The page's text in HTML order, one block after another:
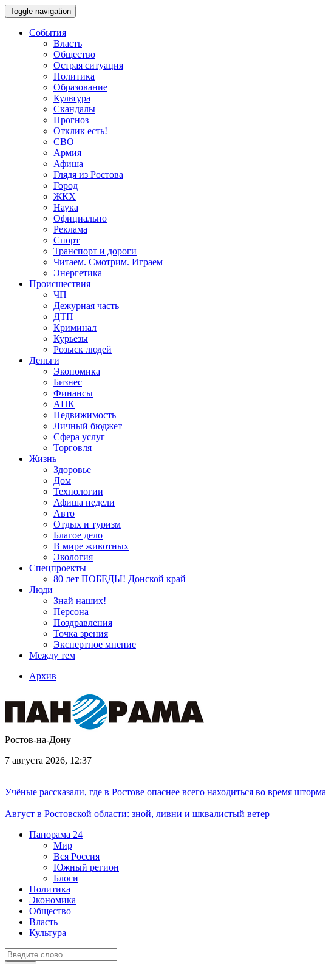
Toggle navigation
События
Власть
Общество
Острая ситуация
Политика
Образование
Культура
Скандалы
Прогноз
Отклик есть!
СВО
Армия
Афиша
Глядя из Ростова
Город
ЖКХ
Наука
Официально
Реклама
Спорт
Транспорт и дороги
Читаем. Смотрим. Играем
Энергетика
Происшествия
ЧП
Дежурная часть
ДТП
Криминал
Курьезы
Розыск людей
Деньги
Экономика
Бизнес
Финансы
АПК
Недвижимость
Личный бюджет
Сфера услуг
Торговля
Жизнь
Здоровье
Дом
Технологии
Афиша недели
Авто
Отдых и туризм
Благое дело
В мире животных
Экология
Спецпроекты
80 лет ПОБЕДЫ! Донской край
Люди
Знай наших!
Персона
Поздравления
Точка зрения
Экспертное мнение
Между тем
Архив
Ростов-на-Дону
7 августа 2026, 12:37
Учёные рассказали, где в Ростове опаснее всего находиться во время шторма
Август в Ростовской области: зной, ливни и шквалистый ветер
Панорама 24
Мир
Вся Россия
Южный регион
Блоги
Политика
Экономика
Общество
Власть
Культура